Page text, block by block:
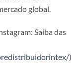
global.
Saiba das
)